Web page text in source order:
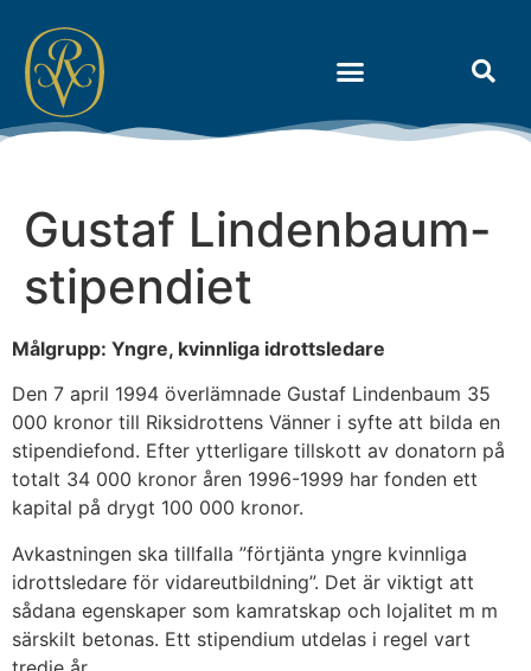
Gustaf Lindenbaum-
stipendiet
Målgrupp: Yngre, kvinnliga idrottsledare
Den 7 april 1994 överlämnade Gustaf Lindenbaum 35
000 kronor till Riksidrottens Vänner i syfte att bilda en
stipendiefond. Efter ytterligare tillskott av donatorn på
totalt 34 000 kronor åren 1996-1999 har fonden ett
kapital på drygt 100 000 kronor.
Avkastningen ska tillfalla ”förtjänta yngre kvinnliga
idrottsledare för vidareutbildning”. Det är viktigt att
sådana egenskaper som kamratskap och lojalitet m m
särskilt betonas. Ett stipendium utdelas i regel vart